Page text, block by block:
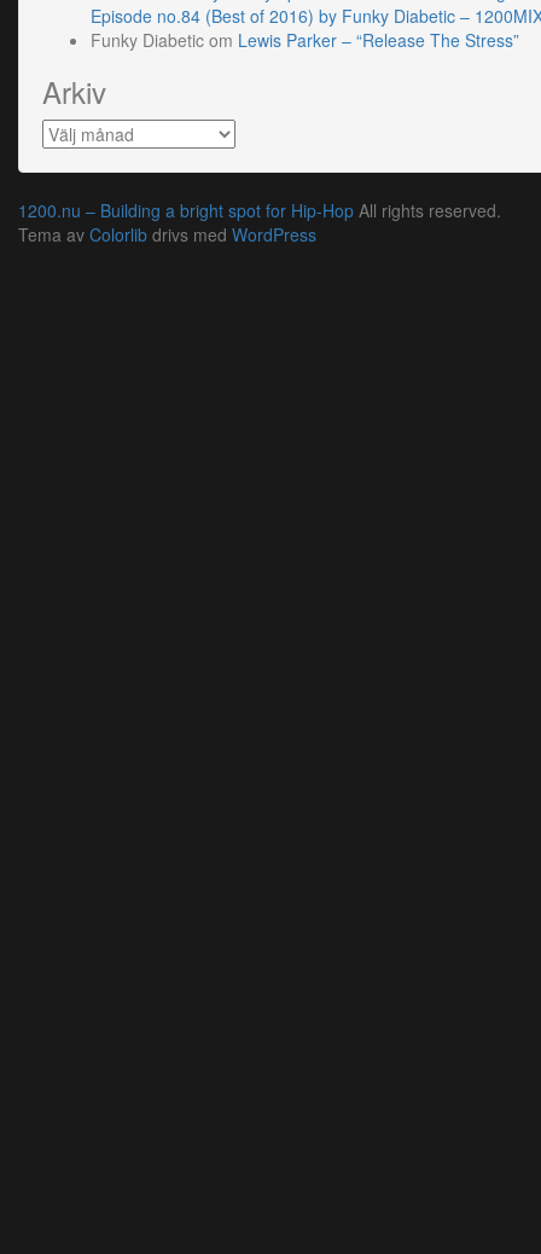
Episode no.84 (Best of 2016) by Funky Diabetic –
Funky Diabetic om Lewis Parker – “Release The Stress”
Arkiv
Arkiv
1200.nu – Building a bright spot for Hip-Hop All rights reserved.
Tema av Colorlib drivs med WordPress